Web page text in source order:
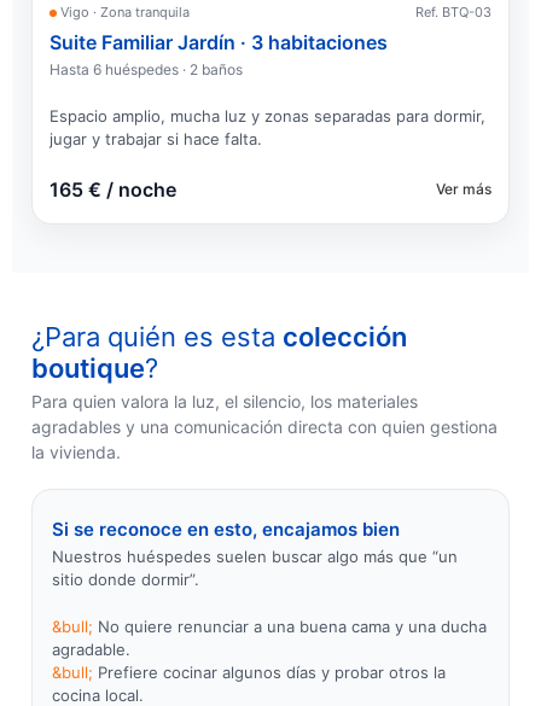
Vigo · Zona tranquila Ref. BTQ-03
Suite Familiar Jardín · 3 habitaciones
Hasta 6 huéspedes · 2 baños
Espacio amplio, mucha luz y zonas separadas para dormir,
jugar y trabajar si hace falta.
165 € / noche Ver más
¿Para quién es esta colección
boutique?
Para quien valora la luz, el silencio, los materiales
agradables y una comunicación directa con quien gestiona
la vivienda.
Si se reconoce en esto, encajamos bien
Nuestros huéspedes suelen buscar algo más que “un
sitio donde dormir”.
No quiere renunciar a una buena cama y una ducha
agradable.
Prefiere cocinar algunos días y probar otros la
cocina local.